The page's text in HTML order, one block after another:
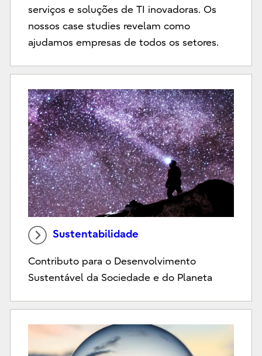
serviços e soluções de TI inovadoras. Os
nossos case studies revelam como
ajudamos empresas de todos os setores.
Sustentabilidade
Contributo para o Desenvolvimento
Sustentável da Sociedade e do Planeta